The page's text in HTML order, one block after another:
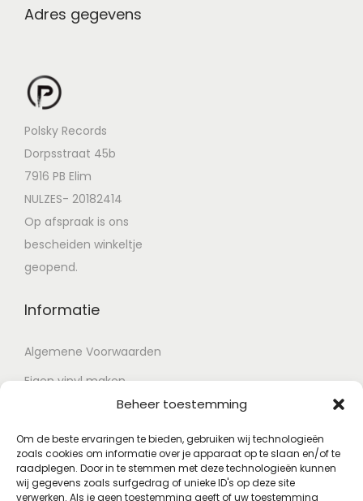
Beheer toestemming
Om de beste ervaringen te bieden, gebruiken wij technologieën
zoals cookies om informatie over je apparaat op te slaan en/of te
raadplegen. Door in te stemmen met deze technologieën kunnen
wij gegevens zoals surfgedrag of unieke ID's op deze site
verwerken. Als je geen toestemming geeft of uw toestemming
Adres gegevens
Polsky Records
Dorpsstraat 45b
7916 PB Elim
NULZES- 20182414
Op afspraak is ons
bescheiden winkeltje
geopend.
Informatie
Algemene Voorwaarden
Eigen vinyl maken
Retour voorwaarden
Contact
Account